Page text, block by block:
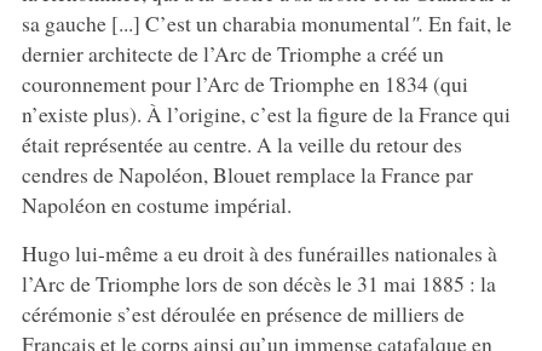
sa gauche [...] C’est un charabia monumental". En fait, le
dernier architecte de l’Arc de Triomphe a créé un
couronnement pour l’Arc de Triomphe en 1834 (qui
n’existe plus). À l’origine, c’est la figure de la France qui
était représentée au centre. A la veille du retour des
cendres de Napoléon, Blouet remplace la France par
Napoléon en costume impérial.
Hugo lui-même a eu droit à des funérailles nationales à
l’Arc de Triomphe lors de son décès le 31 mai 1885 : la
cérémonie s’est déroulée en présence de milliers de
Français et le corps ainsi qu’un immense catafalque en